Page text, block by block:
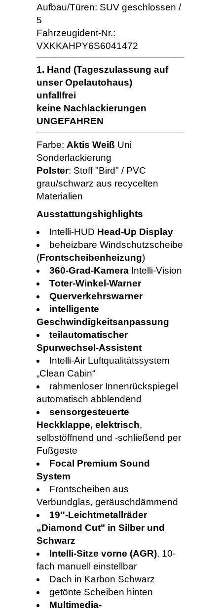
Aufbau/Türen: SUV geschlossen /
5
Fahrzeugident-Nr.:
VXKKAHPY6S6041472
1. Hand (Tageszulassung auf
unser Opelautohaus)
unfallfrei
keine Nachlackierungen
UNGEFAHREN
Farbe: Aktis Weiß Uni
Sonderlackierung
Polster: Stoff "Bird" / PVC
grau/schwarz aus recycelten
Materialien
Ausstattungshighlights
Intelli-HUD Head-Up Display
beheizbare Windschutzscheibe
(Frontscheibenheizung)
360-Grad-Kamera Intelli-Vision
Toter-Winkel-Warner
Querverkehrswarner
intelligente
Geschwindigkeitsanpassung
teilautomatischer
Spurwechsel-Assistent
Intelli-Air Luftqualitätssystem
„Clean Cabin“
rahmenloser Innenrückspiegel
automatisch abblendend
sensorgesteuerte
Heckklappe, elektrisch,
selbstöffnend und -schließend per
Fußgeste
Focal Premium Sound
System
Frontscheiben aus
Verbundglas, geräuschdämmend
19''-Leichtmetallräder
„Diamond Cut" in Silber und
Schwarz
Intelli-Sitze vorne (AGR), 10-
fach manuell einstellbar
Dach in Karbon Schwarz
getönte Scheiben hinten
Multimedia-